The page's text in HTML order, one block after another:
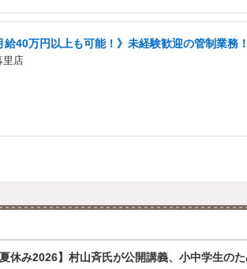
給40万円以上も可能！》未経験歓迎の管制業務
里店
夏休み2026】村山斉氏が公開講義、小中学生の